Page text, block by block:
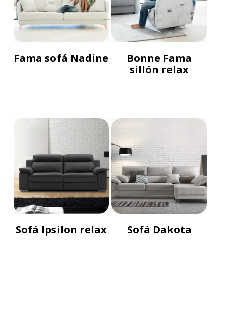
Fama sofá Nadine
Bonne Fama
sillón relax
Sofá Ipsilon relax Sofá Dakota